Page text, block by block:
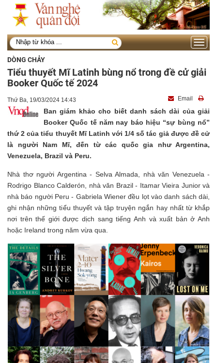
Toggle
DÒNG CHẢY
Tiểu thuyết Mĩ Latinh bùng nổ trong đề cử giải
Booker Quốc tế 2024
Thứ Ba, 19/03/2024 14:43 Email
Ban giám khảo cho biết danh sách dài của giải
Booker Quốc tế năm nay báo hiệu “sự bùng nổ”
thứ 2 của tiểu thuyết Mĩ Latinh với 1/4 số tác giả được đề cử
là người Nam Mĩ, đến từ các quốc gia như Argentina,
Venezuela, Brazil và Peru.
Nhà thơ người Argentina - Selva Almada, nhà văn Venezuela -
Rodrigo Blanco Calderón, nhà văn Brazil - Itamar Vieira Junior và
nhà báo người Peru - Gabriela Wiener đều lọt vào danh sách dài,
ghi nhận những tiểu thuyết và tập truyện ngắn hay nhất từ khắp
nơi trên thế giới được dịch sang tiếng Anh và xuất bản ở Anh
hoặc Ireland trong năm vừa qua.